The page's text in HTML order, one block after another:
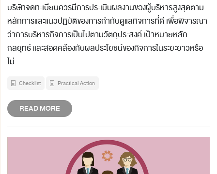
บริษัทจดทะเบียนควรมีการประเมินผลงานของผู้บริหารสูงสุดตาม
หลักการและแนวปฏิบัติของการกำกับดูแลกิจการที่ดี เพื่อพิจารณา
ว่าการบริหารกิจการเป็นไปตามวัตถุประสงค์ เป้าหมายหลัก
กลยุทธ์ และสอดคล้องกับผลประโยชน์ของกิจการในระยะยาวหรือ
ไม่
Checklist Practical Action
READ MORE